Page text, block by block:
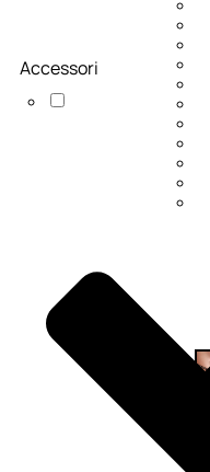
Accessori